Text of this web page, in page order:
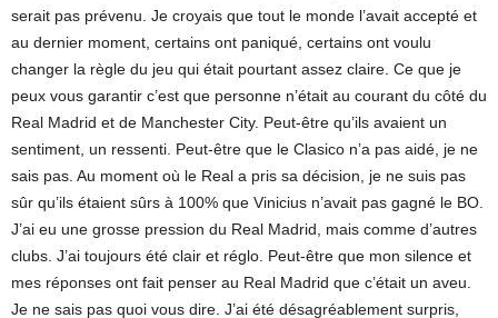
serait pas prévenu. Je croyais que tout le monde l’avait accepté et
au dernier moment, certains ont paniqué, certains ont voulu
changer la règle du jeu qui était pourtant assez claire. Ce que je
peux vous garantir c’est que personne n’était au courant du côté du
Real Madrid et de Manchester City. Peut-être qu’ils avaient un
sentiment, un ressenti. Peut-être que le Clasico n’a pas aidé, je ne
sais pas. Au moment où le Real a pris sa décision, je ne suis pas
sûr qu’ils étaient sûrs à 100% que Vinicius n’avait pas gagné le BO.
J’ai eu une grosse pression du Real Madrid, mais comme d’autres
clubs. J’ai toujours été clair et réglo. Peut-être que mon silence et
mes réponses ont fait penser au Real Madrid que c’était un aveu.
Je ne sais pas quoi vous dire. J’ai été désagréablement surpris,